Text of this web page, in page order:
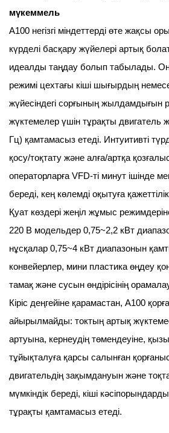
мүкеммель
A100 негізгі міндеттерді өте жақсы
күрделі басқару жүйелері артық
идеалды таңдау болып табылады.
режимі цехтағы кіші шығырдың
жүйесіндегі сорғының жылдамдығын
жүктемелер үшін тұрақты
Гц) қамтамасыз етеді. Интуитивті
қосу/тоқтату және алға/артқа
операторларға VFD-ті минут ішінде
береді, кең көлемді оқытуға
Қуат көздері жеңіл жұмыс
220 В модельдер 0,75~2,2 кВт
нұсқалар 0,75~4 кВт диапазонын
конвейерлер, мини пластика өңдеу
тамақ және сусын өндірісінің
Кіріс деңгейіне қарамастан, A100
айырылмайды: токтың артық
артуына, кернеудің төмендеуіне,
тұйықталуға қарсы салынған
двигательдің зақымдануын және
мүмкіндік береді, кіші
тұрақты қамтамасыз етеді.